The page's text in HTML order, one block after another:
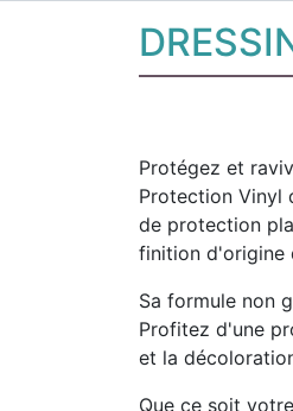
Protégez et
Protection Vinyl
de protection
finition d'origine
Sa formule non
Profitez d'une
et la
Que ce soit